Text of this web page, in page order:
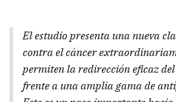
El estudio presenta una nueva
contra el cáncer
permiten la redirección eficaz
frente a una amplia gama de